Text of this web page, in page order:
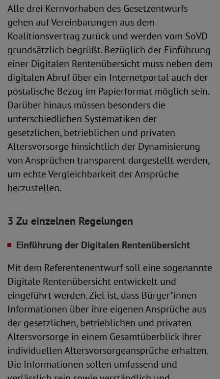
Alle drei Kernvorhaben des Gesetzentwurfs
gehen auf Vereinbarungen aus dem
Koalitionsvertrag zurück und werden vom SoVD
grundsätzlich begrüßt. Bezüglich der Einführung
einer Digitalen Rentenübersicht muss neben dem
digitalen Abruf über ein Internetportal auch der
postalische Bezug im Papierformat möglich sein.
Darüber hinaus müssen besonders die
unterschiedlichen Systematiken der
gesetzlichen, betrieblichen und privaten
Altersvorsorge hinsichtlich der Dynamisierung
von Ansprüchen transparent dargestellt werden,
um echte Vergleichbarkeit der Ansprüche
herzustellen.
3 Zu einzelnen Regelungen
Einführung der Digitalen Rentenübersicht
Mit dem Referentenentwurf soll eine sogenannte
Digitale Rentenübersicht entwickelt und
eingeführt werden. Ziel ist, dass Bürger*innen
Informationen über ihre eigenen Ansprüche aus
der gesetzlichen, betrieblichen und privaten
Altersvorsorge in einem Gesamtüberblick ihrer
individuellen Altersvorsorgeansprüche erhalten.
Die Informationen sollen umfassend und